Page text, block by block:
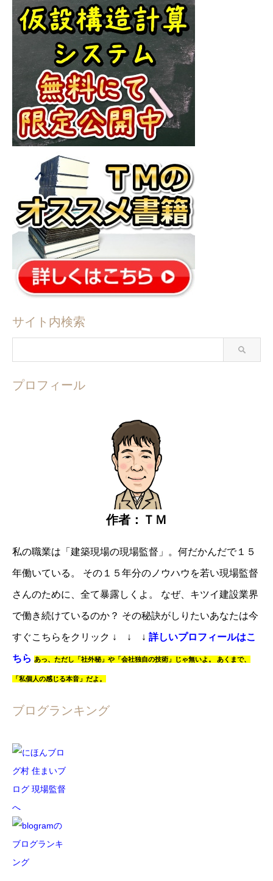
サイト内検索
プロフィール
作者：ＴＭ
私の職業は「建築現場の現場監督」。 何だかんだで１５
年働いている。 その１５年分のノウハウを若い現場監督
さんのために、全て暴露しくよ。 なぜ、キツイ建設業界
で働き続けているのか？ その秘訣がしりたいあなたは今
すぐこちらをクリック ↓ ↓ ↓ 詳しいプロフィールはこ
ちら あっ、 ただし「社外秘」や「会社独自の技術」じゃ無いよ。 あくまで、
「私個人の感じる本音」だよ。
ブログランキング